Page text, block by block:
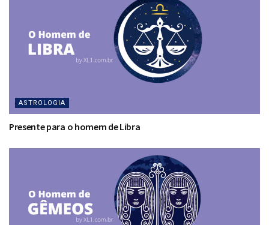
ASTROLOGIA
Presente para o homem de Libra